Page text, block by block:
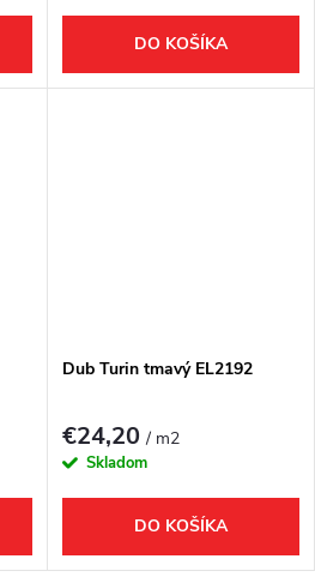
DO KOŠÍKA
Dub Turin tmavý EL2192
€24,20/ m2
Skladom
DO KOŠÍKA